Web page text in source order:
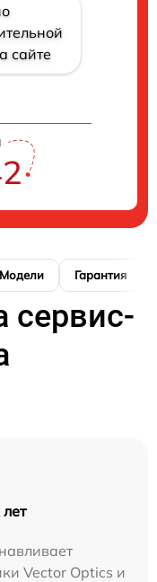
сайте
Модели Гарантия
сервис-
Vector Optics и